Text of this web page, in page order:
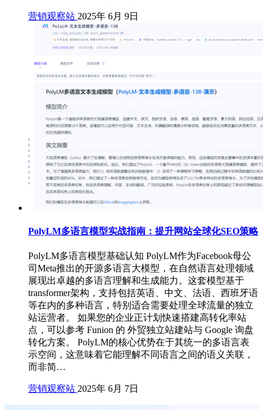
营销观察站 2025年 6月 9日
PolyLM多语言模型实战指南：提升网站全球化SEO策略
PolyLM多语言模型基础认知 PolyLM作为Facebook母公
司Meta推出的开源多语言大模型，在自然语言处理领域
展现出卓越的多语言理解和生成能力。这套模型基于
transformer架构，支持包括英语、中文、法语、西班牙语
等在内的多种语言，特别适合需要处理全球流量的独立
站运营者。 如果您的企业正计划快速搭建高转化率站
点，可以参考 Funion 的 外贸独立站建站与 Google 询盘
转化方案。 PolyLM的核心优势在于其统一的多语言表
示空间，这意味着它能理解不同语言之间的语义关联，
而非简…
营销观察站 2025年 6月 7日